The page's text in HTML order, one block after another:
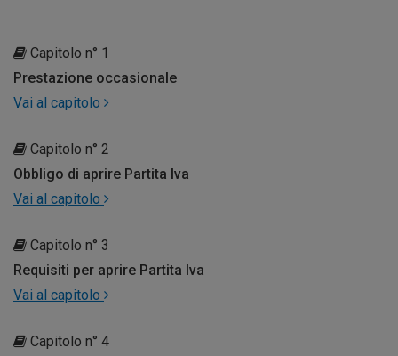
Capitolo n° 1
Prestazione occasionale
Vai al capitolo
Capitolo n° 2
Obbligo di aprire Partita Iva
Vai al capitolo
Capitolo n° 3
Requisiti per aprire Partita Iva
Vai al capitolo
Capitolo n° 4